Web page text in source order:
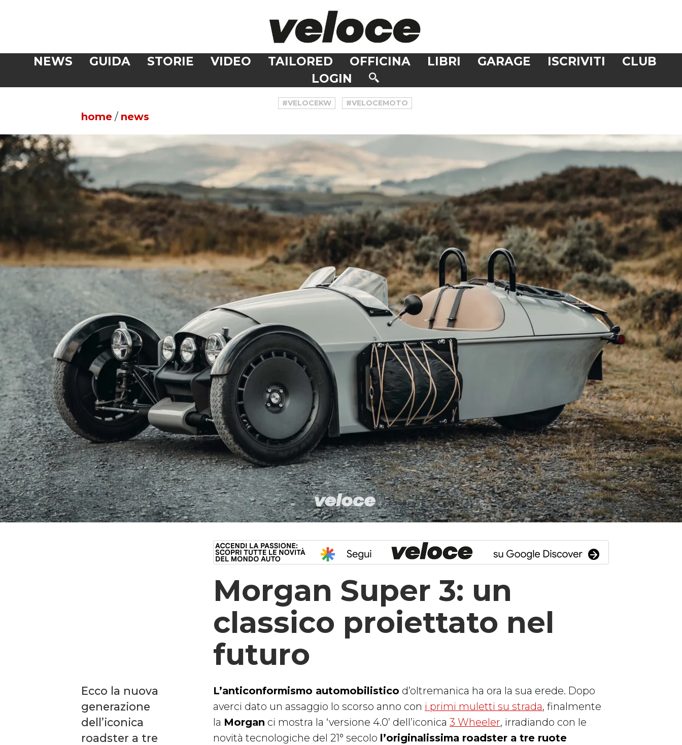
NEWS GUIDA STORIE VIDEO TAILORED OFFICINA LIBRI GARAGE ISCRIVITI
CLUB
LOGIN
#VELOCEKW #VELOCEMOTO
home / news
Morgan Super 3: un
classico proiettato nel
futuro
Ecco la nuova
generazione
dell’iconica
roadster a tre
L’anticonformismo automobilistico d’oltremanica ha ora la sua erede. Dopo
averci dato un assaggio lo scorso anno con i primi muletti su strada, finalmente
la Morgan ci mostra la ‘versione 4.0’ dell’iconica 3 Wheeler, irradiando con le
novità tecnologiche del 21° secolo l’originalissima roadster a tre ruote